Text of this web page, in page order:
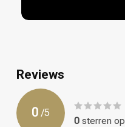
Reviews
0 /5
0 sterren